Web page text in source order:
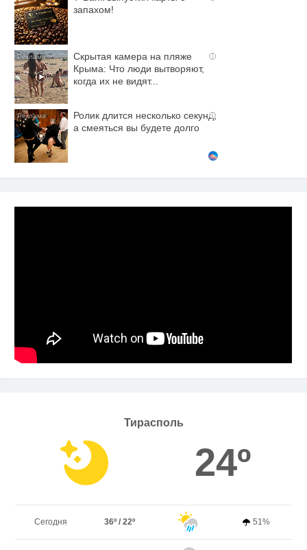
запахом!
i
Скрытая камера на пляже
Крыма: Что люди вытворяют,
когда их не видят...
i
Ролик длится несколько секунд,
а смеяться вы будете долго
Тирасполь
24º
Сегодня 36º / 22º 51%